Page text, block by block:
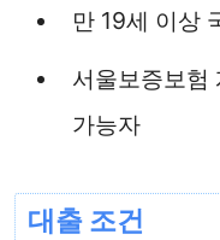
만 19세 이상
서울보증보험
가능자
대출 조건